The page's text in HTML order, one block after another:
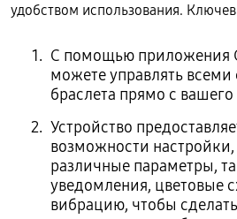
удобством использования.
С помощью приложения
можете управлять
браслета прямо с
Устройство
возможности
различные параметры,
уведомления, цветовые
вибрацию, чтобы